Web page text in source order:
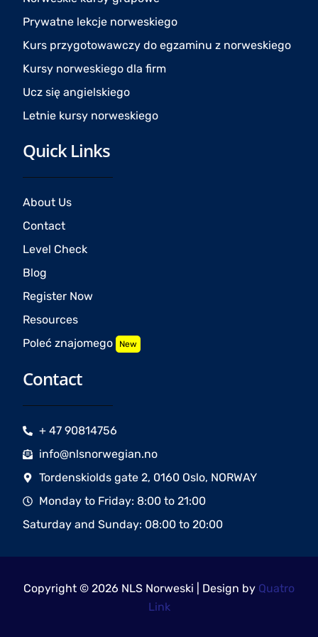
a
m
Prywatne lekcje norweskiego
Kurs przygotowawczy do egzaminu z norweskiego
Kursy norweskiego dla firm
Ucz się angielskiego
Letnie kursy norweskiego
Quick Links
About Us
Contact
Level Check
Blog
Register Now
Resources
Poleć znajomego New
Contact
+ 47 90814756
info@nlsnorwegian.no
Tordenskiolds gate 2, 0160 Oslo, NORWAY
Monday to Friday: 8:00 to 21:00
Saturday and Sunday: 08:00 to 20:00
Copyright © 2026 NLS Norweski | Design by Quatro
Link